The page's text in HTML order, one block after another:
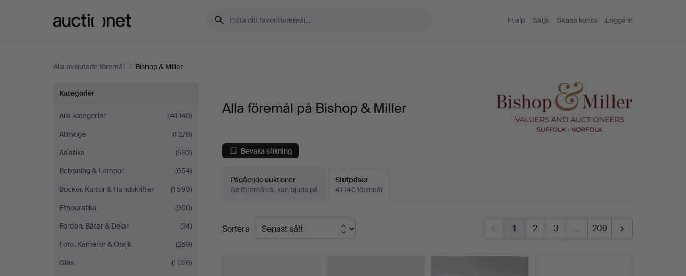
Hjälp Sälja Skapa konto Logga in
Alla avslutade föremål / Bishop & Miller
Alla
föremål
på
Bishop
&
Miller
Kategorier
Alla kategorier
(41 140)
Allmoge
(1 278)
Asiatika
(582)
Belysning & Lampor
(654)
Böcker, Kartor & Handskrifter
(1 599)
Etnografika
(900)
Fordon, Båtar & Delar
(34)
Foto, Kameror & Optik
(269)
Glas
(1 026)
Alla föremål på Bishop & Miller
Bevaka sökning
Pågående auktioner
Se föremål du kan bjuda på
Slutpriser
41 140 föremål
Slutpriser
Sortera 1 2 3 … 209